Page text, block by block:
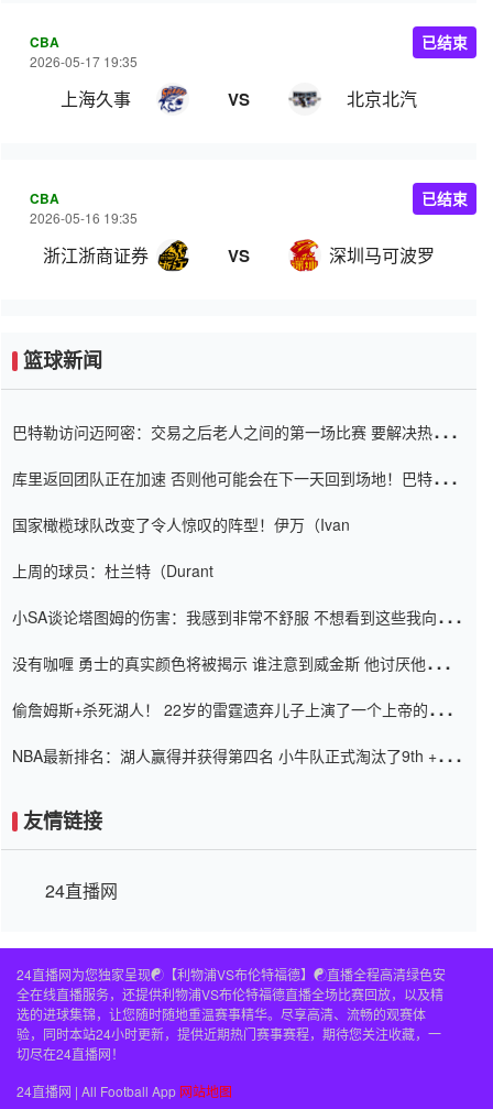
CBA
2026-05-17 19:35
上海久事 VS 北京北汽
已结束
CBA
2026-05-16 19:35
浙江浙商证券 VS 深圳马可波罗
已结束
篮球新闻
巴特勒访问迈阿密：交易之后老人之间的第一场比赛 要解决热情的
库里返回团队正在加速 否则他可能会在下一天回到场地！巴特勒迈
国家橄榄球队改变了令人惊叹的阵型！伊万（Ivan
上周的球员：杜兰特（Durant
小SA谈论塔图姆的伤害：我感到非常不舒服 不想看到这些我向他
没有咖喱 勇士的真实颜色将被揭示 谁注意到威金斯 他讨厌他的老
偷詹姆斯+杀死湖人！ 22岁的雷霆遗弃儿子上演了一个上帝的剧
NBA最新排名：湖人赢得并获得第四名 小牛队正式淘汰了9th + 76
友情链接
24直播网
24直播网为您独家呈现☯️【利物浦VS布伦特福德】☯️直播全程高清绿色安
全在线直播服务，还提供利物浦VS布伦特福德直播全场比赛回放，以及精
选的进球集锦，让您随时随地重温赛事精华。尽享高清、流畅的观赛体
验，同时本站24小时更新，提供近期热门赛事赛程，期待您关注收藏，一
切尽在24直播网！
24直播网 | All Football App 网站地图